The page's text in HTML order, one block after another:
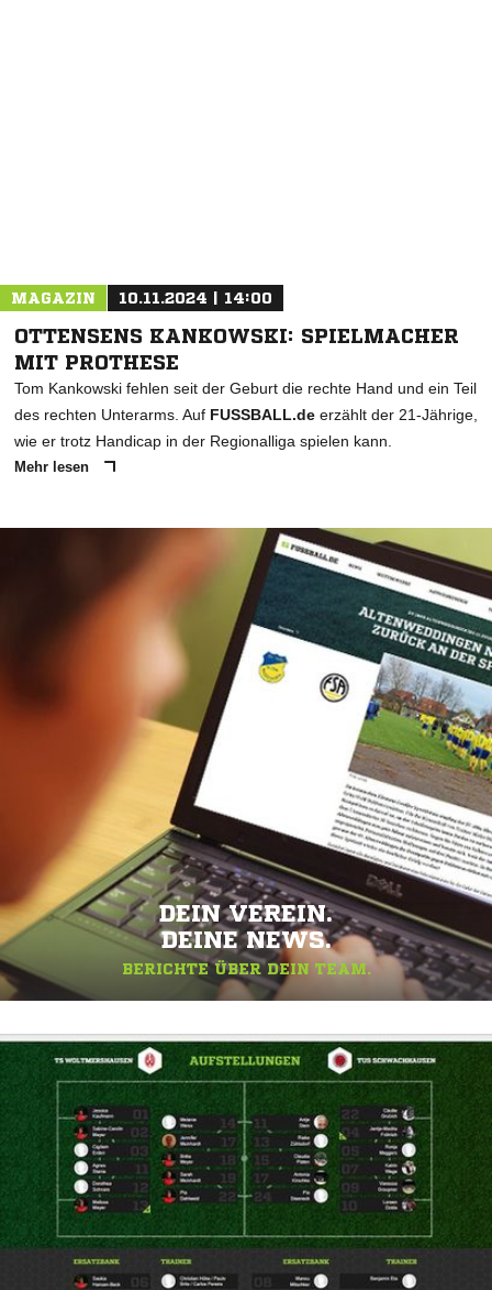
MAGAZIN 10.11.2024 | 14:00
OTTENSENS KANKOWSKI: SPIELMACHER
MIT PROTHESE
Tom Kankowski fehlen seit der Geburt die rechte Hand und ein Teil
des rechten Unterarms. Auf FUSSBALL.de erzählt der 21-Jährige,
wie er trotz Handicap in der Regionalliga spielen kann.
Mehr lesen
DEIN VEREIN.
DEINE NEWS.
BERICHTE ÜBER DEIN TEAM.